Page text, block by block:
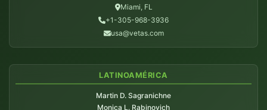
Miami, FL
+1-305-968-3936
usa@vetas.com
LATINOAMÉRICA
Martin D. Sagranichne
Monica L. Rabinovich